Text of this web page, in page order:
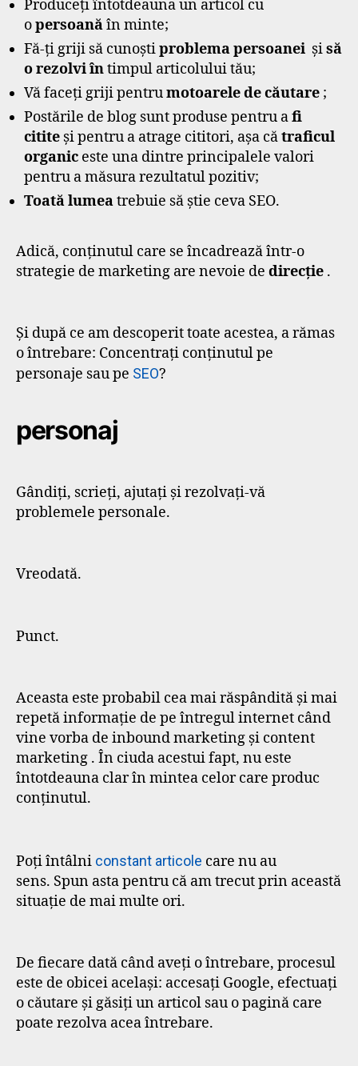
Produceți întotdeauna un articol cu ​​
opersoanăîn minte;
Fă-ți griji să cunoștiproblema persoanei șisă
o rezolvi întimpul articolului tău;
Vă faceți griji pentrumotoarele de căutare ;
Postările de blog sunt produse pentru afi
citite și pentru a atrage cititori, așa cătraficul
organic este una dintre principalele valori
pentru a măsura rezultatul pozitiv;
Toată lumeatrebuie să știe ceva SEO.
Adică, conținutul care se încadrează într-o
strategie de marketing are nevoie de direcție .
Și după ce am descoperit toate acestea, a rămas
o întrebare: Concentrați conținutul pe
personaje sau pe SEO?
personaj
Gândiți, scrieți, ajutați și rezolvați-vă
problemele personale.
Vreodată.
Punct.
Aceasta este probabil cea mai răspândită și mai
repetă informație de pe întregul internet când
vine vorba de inbound marketing și content
marketing . În ciuda acestui fapt, nu este
întotdeauna clar în mintea celor care produc
conținutul.
Poți întâlni constant articole care nu au
sens. Spun asta pentru că am trecut prin această
situație de mai multe ori.
De fiecare dată când aveți o întrebare, procesul
este de obicei același: accesați Google, efectuați
o căutare și găsiți un articol sau o pagină care
poate rezolva acea întrebare.